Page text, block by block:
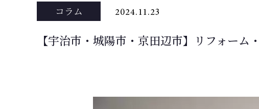
コラム 2024.11.23
【宇治市・城陽市・京田辺市】リフォーム